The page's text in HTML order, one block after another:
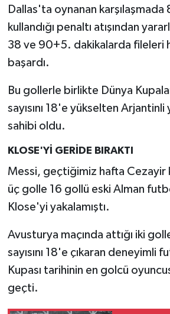
Dallas'ta oynanan karşılaşmada
kullandığı penaltı atışından
38 ve 90+5. dakikalarda fileleri
başardı.
Bu gollerle birlikte Dünya
sayısını 18'e yükselten Arjantinli
sahibi oldu.
KLOSE'Yİ GERİDE BIRAKTI
Messi, geçtiğimiz hafta Cezayir
üç golle 16 gollü eski Alman
Klose'yi yakalamıştı.
Avusturya maçında attığı iki
sayısını 18'e çıkaran deneyimli
Kupası tarihinin en golcü
geçti.
Magazin
Pazarlar
Politika
Resmi İlan
Sağlık
Simav
Spor